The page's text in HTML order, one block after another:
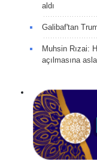
aldı
Galibaf'tan
Muhsin Rızai:
açılmasına